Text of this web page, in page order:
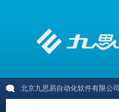
北京九思易自动化软件有限公司